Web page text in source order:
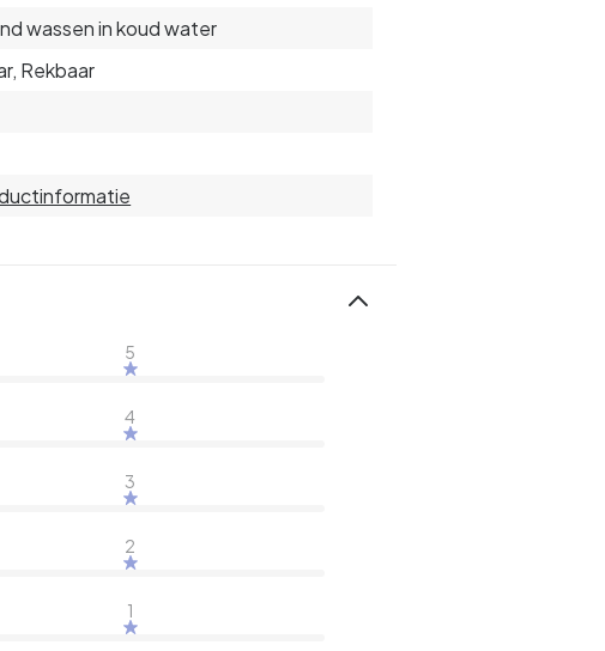
wassen in koud water
Rekbaar
5
4
3
2
1